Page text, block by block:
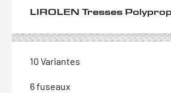
LIROLEN Tresses
10 Variantes
6 fuseaux